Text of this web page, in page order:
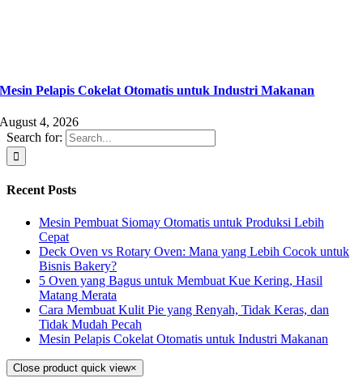
Mesin Pelapis Cokelat Otomatis untuk Industri Makanan
August 4, 2026
Search for:
Recent Posts
Mesin Pembuat Siomay Otomatis untuk Produksi Lebih
Cepat
Deck Oven vs Rotary Oven: Mana yang Lebih Cocok untuk
Bisnis Bakery?
5 Oven yang Bagus untuk Membuat Kue Kering, Hasil
Matang Merata
Cara Membuat Kulit Pie yang Renyah, Tidak Keras, dan
Tidak Mudah Pecah
Mesin Pelapis Cokelat Otomatis untuk Industri Makanan
Close product quick view×